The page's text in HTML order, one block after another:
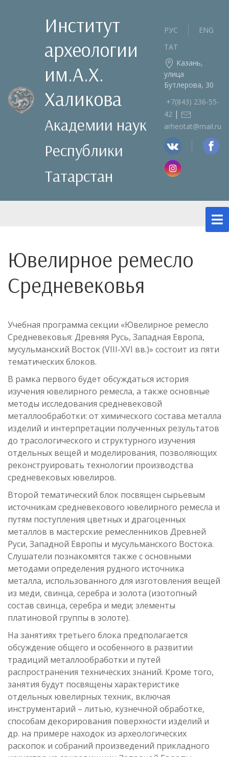
Институт
археологии
им.А.Х.
Халикова
Академии наук
Республики
Татарстан
РУС
ENG
ТАТ
Казань,
улица
Бутлерова, 30
+7(843) 236‑55-
42 |
arheotat@mail.ru
Ювелирное ремесло
Средневековья
Учебная программа секции «Ювелирное ремесло
Средневековья: Древняя Русь, Западная Европа,
мусульманский Восток (VIII-XVI вв.)» состоит из пяти
тематических блоков.
В рамка первого будет обсуждаться история
изучения ювелирного ремесла, а также основные
методы исследования средневековой
металлообработки: от химического состава металла
изделий и интерпретации полученных результатов
до трасологического и структурного изучения
отдельных вещей и моделирования, позволяющих
реконструировать технологии производства
средневековых ювелиров.
Второй тематический блок посвящен сырьевым
источникам средневекового ювелирного ремесла и
путям поступления цветных и драгоценных
металлов в мастерские ремесленников Древней
Руси, Западной Европы и мусульманского Востока.
Слушатели познакомятся также с основными
методами определения рудного источника
металла, использованного для изготовления вещей
из меди, свинца, серебра и золота (изотопный
состав свинца, серебра и меди; элементы
платиновой группы в золоте).
На занятиях третьего блока предполагается
обсуждение общего и особенного в развитии
традиций металлообработки и путей
распространения технических знаний. Кроме того,
занятия будут посвящены характеристике
отдельных ювелирных техник, включая
инструментарий – литью, кузнечной обработке,
способам декорирования поверхности изделий и
др. на примере находок из археологических
раскопок и собраний произведений прикладного